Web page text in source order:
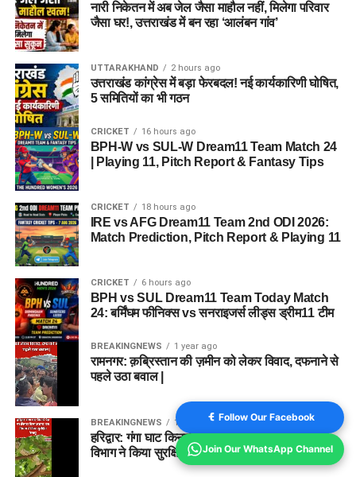
नारी निकेतन में अब जेल जैसा माहौल नहीं, मिलेगा परिवार
जैसा घर!, उत्तराखंड में बन रहा ‘आलंबन गांव’
UTTARAKHAND 2 hours ago
उत्तराखंड कांग्रेस में बड़ा फेरबदल! नई कार्यकारिणी घोषित,
5 समितियों का भी गठन
CRICKET 16 hours ago
BPH-W vs SUL-W Dream11 Team Match 24
| Playing 11, Pitch Report & Fantasy Tips
CRICKET 18 hours ago
IRE vs AFG Dream11 Team 2nd ODI 2026:
Match Prediction, Pitch Report & Playing 11
CRICKET 6 hours ago
BPH vs SUL Dream11 Team Today Match
24: बर्मिंघम फीनिक्स vs सनराइजर्स लीड्स ड्रीम11 टीम
BREAKINGNEWS 1 year ago
रामनगर: क़ब्रिस्तान की ज़मीन को लेकर विवाद, दफनाने से
पहले उठा बवाल |
BREAKINGNEWS 1 year ago
हरिद्वार: गंगा घाट किनारे पेड़ पर लिपटा मिला अजगर, वन
विभाग ने किया सुरक्षित रेस्क्यू
Follow Our Facebook
Join Our WhatsApp Channel